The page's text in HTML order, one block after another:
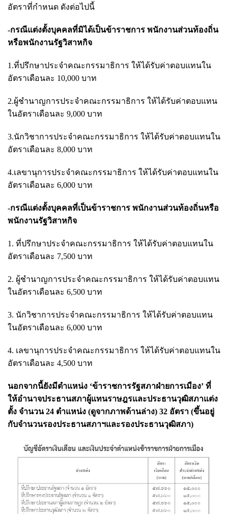
อัตราที่กำหนด ดังต่อไปนี้
-กรณีแต่งตั้งบุคคลที่มิได้เป็นข้าราชการ พนักงานส่วนท้องถิ่น
หรือพนักงานรัฐวิสาหกิจ
1.ที่ปรึกษาประจำคณะกรรมาธิการ ให้ได้รับค่าตอบแทนใน
อัตราเดือนละ 10,000 บาท
2.ผู้ชำนาญการประจำคณะกรรมาธิการ ให้ได้รับค่าตอบแทน
ในอัตราเดือนละ 9,000 บาท
3.นักวิชาการประจำคณะกรรมาธิการ ให้ได้รับค่าตอบแทนใน
อัตราเดือนละ 8,000 บาท
4.เลขานุการประจำคณะกรรมาธิการ ให้ได้รับค่าตอบแทนใน
อัตราเดือนละ 6,000 บาท
-กรณีแต่งตั้งบุคคลที่เป็นข้าราชการ พนักงานส่วนท้องถิ่นหรือ
พนักงานรัฐวิสาหกิจ
1. ที่ปรึกษาประจำคณะกรรมาธิการ ให้ได้รับค่าตอบแทนใน
อัตราเดือนละ 7,500 บาท
2. ผู้ชำนาญการประจำคณะกรรมาธิการ ให้ได้รับค่าตอบแทน
ในอัตราเดือนละ 6,500 บาท
3. นักวิชาการประจำคณะกรรมาธิการ ให้ได้รับค่าตอบแทน
ในอัตราเดือนละ 6,000 บาท
4. เลขานุการประจำคณะกรรมาธิการ ให้ได้รับค่าตอบแทนใน
อัตราเดือนละ 4,500 บาท
นอกจากนี้ยังมีตำแหน่ง ‘ข้าราชการรัฐสภาฝ่ายการเมือง’ ที่
ให้อำนาจประธานสภาผู้แทนราษฎรและประธานวุฒิสภาแต่ง
ตั้ง จำนวน 24 ตำแหน่ง (ดูจากภาพด้านล่าง) 32 อัตรา (ขึ้นอยู่
กับจำนวนรองประธานสภาฯและรองประธานวุฒิสภา)